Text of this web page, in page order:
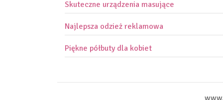
Skuteczne urządzenia masujące
Najlepsza odzież reklamowa
Piękne półbuty dla kobiet